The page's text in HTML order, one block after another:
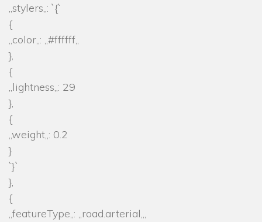
„stylers„: `{`
{
„color„: „#ffffff„
},
{
„lightness„: 29
},
{
„weight„: 0.2
}
`}`
},
{
„featureType„: „road.arterial„,